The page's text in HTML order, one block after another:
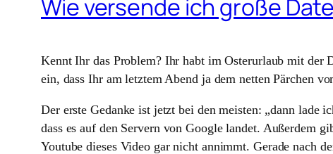
Wie versende ich große
Kennt Ihr das Problem? Ihr habt im Osterurlaub mit
ein, dass Ihr am letztem Abend ja dem netten Pärchen
Der erste Gedanke ist jetzt bei den meisten: „dann
dass es auf den Servern von Google landet. Außerdem
Youtube dieses Video gar nicht annimmt. Gerade nach